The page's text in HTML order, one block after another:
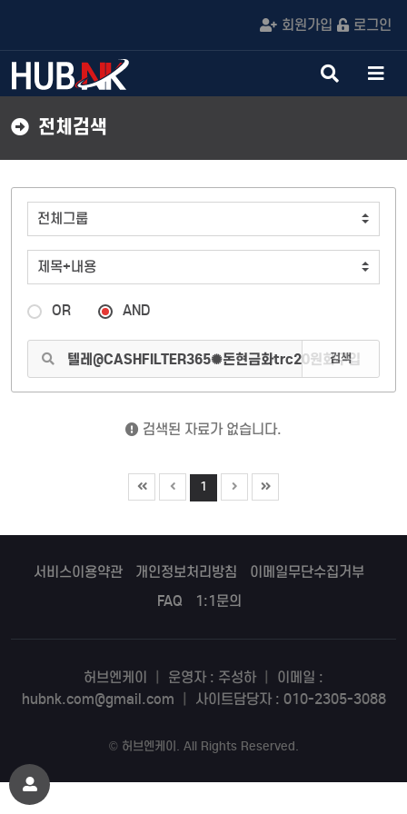
회원가입 로그인
검
색
메
뉴
전체검색
OR AND
검색
검색된 자료가 없습니다.
1
서비스이용약관 개인정보처리방침
이메일무단수집거부
FAQ
1:1문의
허브엔케이 운영자 : 주성하
이메일 :
hubnk.com@gmail.com
사이트담당자 : 010-2305-3088
© 허브엔케이 . All Rights Reserved.